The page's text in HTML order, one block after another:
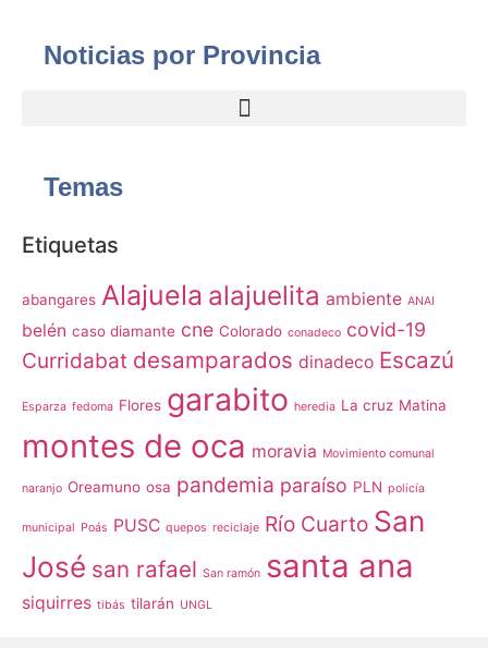
Noticias por Provincia
Temas
Etiquetas
abangares Alajuela alajuelita ambiente ANAI
belén caso diamante cne Colorado conadeco covid-19
Curridabat desamparados dinadeco Escazú
Esparza fedoma Flores garabito heredia La cruz Matina
montes de oca moravia Movimiento comunal
naranjo Oreamuno osa pandemia paraíso PLN policía
municipal Poás PUSC quepos reciclaje Río Cuarto San
José san rafael San ramón santa ana
siquirres tibás tilarán UNGL